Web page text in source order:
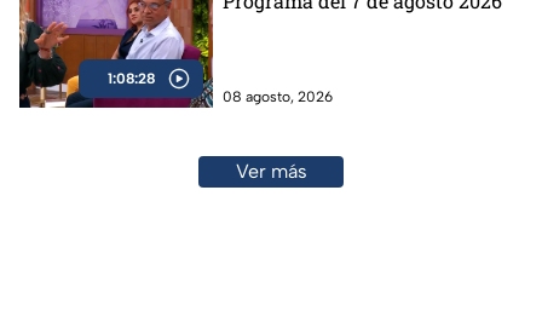
1:08:28
08 agosto, 2026
Ver más